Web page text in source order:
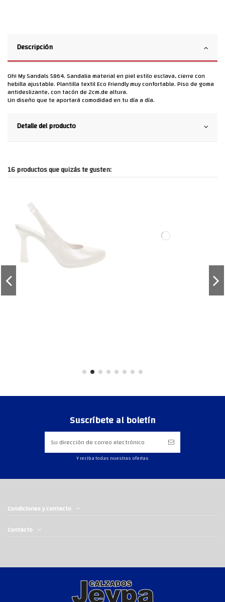
Descripción
Oh! My Sandals 5864. Sandalia material en piel estilo esclava, cierre con
hebilla ajustable. Plantilla textil Eco Friendly muy confortable. Piso de goma
antideslizante, con tacón de 2cm.de altura.
Un diseño que te aportará comodidad en tu día a día.
Detalle del producto
16 productos que quizás te gusten:
Suscríbete al boletín
Y reciba todas nuestras ofertas
Condiciones y contacto
Contacto